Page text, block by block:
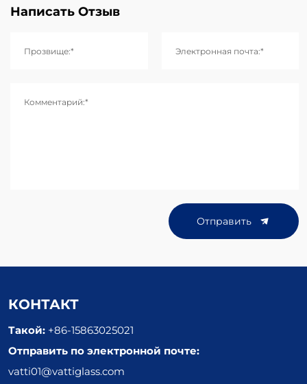
Написать Отзыв
Прозвище:* Электронная почта:*
Комментарий:*
Отправить
КОНТАКТ
Такой: +86-15863025021
Отправить по электронной почте:
vatti01@vattiglass.com